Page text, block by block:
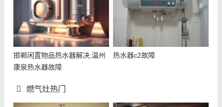
邯郸闲置物品热水器解决,温州
康泉热水器故障
热水器c2故障
燃气灶热门